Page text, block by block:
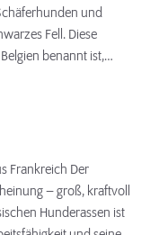
und
Fell. Diese
benannt ist,
Ursprünglich
sowie
brilliert.
Frankreich Der
– groß, kraftvoll
Hunderassen ist